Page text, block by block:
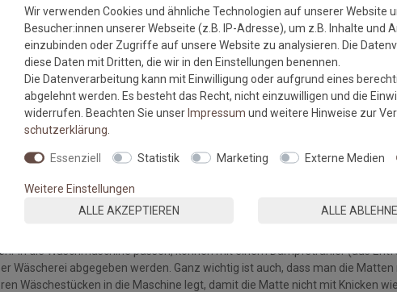
sichern Sie sich waschbare und trocknergeeignete Fußmatten, die zu
werden. Dank eines hochwertigen Gummirückens sind die wash+dry
Gebrauch auch auf Fußbodenheizungen steht somit nichts mehr im
waschen Sie die Fußmatte separat bei angegebener Temperatur mit
niedriger Stufe und legen sie bei 90°C in den Trockner oder flach zum
auf, der Mattenflor wird aktiviert und transportbedingte Falten und Knicke
Fußmatte regelmäßig und Sie werden überrascht sein, wie viele
erhalten bleiben.
in die Waschmaschine passen, können mit einem Dampfstrahler (aus
Wäscherei abgegeben werden. Ganz wichtig ist auch, dass man die
Wäschestücken in die Maschine legt, damit die Matte nicht mit Knicken
Wir verwenden Cookies und ähnliche Technologien auf unserer Website
Besucher:innen unserer Webseite (z.B. IP-Adresse), um z.B. Inhalte
einzubinden oder Zugriffe auf unsere Website zu analysieren. Die
diese Daten mit Dritten, die wir in den Einstellungen benennen.
Die Datenverarbeitung kann mit Einwilligung oder aufgrund eines
abgelehnt werden. Es besteht das Recht, nicht einzuwilligen und die
widerrufen. Beachten Sie unserImpressum und weitere Hinweise zur
schutz­erklärung
Essenziell Statistik Marketing Externe Medien
Weitere Einstellungen
ALLE AKZEPTIEREN
ALLE